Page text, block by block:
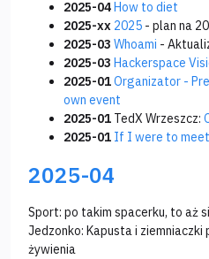
2025-04How to diet
2025-xx 2025 - plan na
2025-03 Whoami -
2025-03 Hackerspace
2025-01Organizator -
own event
2025-01 TedX Wrzeszcz:
2025-01 If I were to
2025-04
Sport: po takim spacerku, to aż
Jedzonko: Kapusta i
żywienia